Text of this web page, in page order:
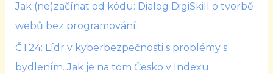
Jak (ne)začínat od kódu: Dialog DigiSkill o tvorbě
webů bez programování
ČT24: Lídr v kyberbezpečnosti s problémy s
bydlením. Jak je na tom Česko v Indexu